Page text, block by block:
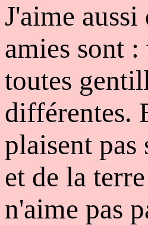
J'aime
amies sont
toutes
différentes.
plaisent pas
et de la
n'aime pas